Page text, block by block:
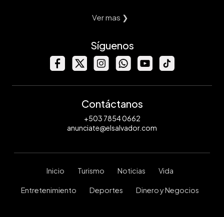
Ver mas ❯
Síguenos
Contáctanos
+503 7854 0662
anunciate@elsalvador.com
Inicio Turismo Noticias Vida
Entretenimiento Deportes Dinero y Negocios